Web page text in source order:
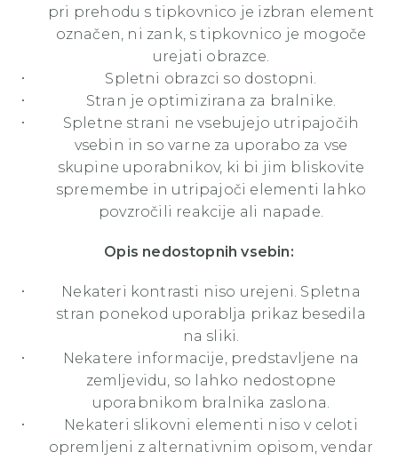
pri prehodu s tipkovnico je izbran element
označen, ni zank, s tipkovnico je mogoče
urejati obrazce.
Spletni obrazci so dostopni.
Stran je optimizirana za bralnike.
Spletne strani ne vsebujejo utripajočih
vsebin in so varne za uporabo za vse
skupine uporabnikov, ki bi jim bliskovite
spremembe in utripajoči elementi lahko
povzročili reakcije ali napade.
Opis nedostopnih vsebin:
Nekateri kontrasti niso urejeni. Spletna
stran ponekod uporablja prikaz besedila
na sliki.
Nekatere informacije, predstavljene na
zemljevidu, so lahko nedostopne
uporabnikom bralnika zaslona.
Nekateri slikovni elementi niso v celoti
opremljeni z alternativnim opisom, vendar